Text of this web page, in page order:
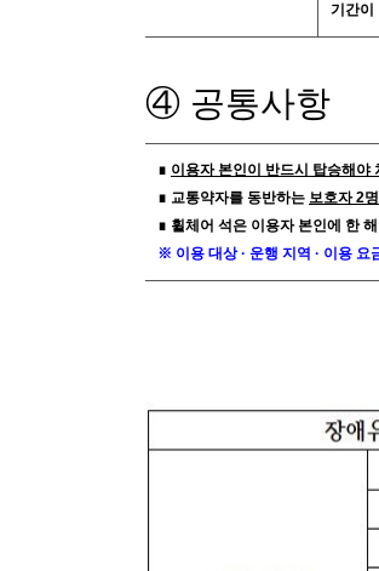
기간이
④ 공통사항
∎ 이용자 본인이 반드시 탑승해야
∎ 교통약자를 동반하는 보호자 2
∎ 휠체어 석은 이용자 본인에 한
※ 이용 대상 · 운행 지역 · 이용 요